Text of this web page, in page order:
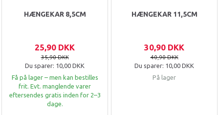
HÆNGEKAR 8,5CM
25,90 DKK
35,90 DKK
Du sparer: 10,00 DKK
Få på lager – men kan bestilles
frit. Evt. manglende varer
eftersendes gratis inden for 2–3
dage.
HÆNGEKAR 11,5CM
30,90 DKK
40,90 DKK
Du sparer: 10,00 DKK
På lager